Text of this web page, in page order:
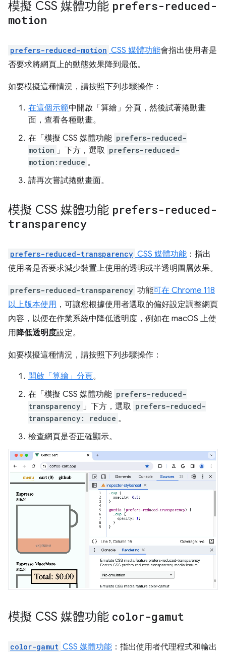
模擬 CSS 媒體功能 prefers-reduced-
motion
prefers-reduced-motion CSS 媒體功能會指出使用者是
否要求將網頁上的動態效果降到最低。
如要模擬這種情況，請按照下列步驟操作：
在這個示範中開啟「算繪」 分頁，然後試著捲動畫
面，查看各種動畫。
在「模擬 CSS 媒體功能 prefers-reduced-
motion 」 下方，選取 prefers-reduced-
motion:reduce 。
請再次嘗試捲動畫面。
模擬 CSS 媒體功能 prefers-reduced-
transparency
prefers-reduced-transparency CSS 媒體功能 ：指出
使用者是否要求減少裝置上使用的透明或半透明圖層效果。
prefers-reduced-transparency 功能可在 Chrome 118
以上版本使用 ，可讓您根據使用者選取的偏好設定調整網頁
內容，以便在作業系統中降低透明度，例如在 macOS 上使
用降低透明度設定。
如要模擬這種情況，請按照下列步驟操作：
開啟「算繪」 分頁。
在「模擬 CSS 媒體功能 prefers-reduced-
transparency 」 下方，選取 prefers-reduced-
transparency: reduce 。
檢查網頁是否正確顯示。
模擬 CSS 媒體功能 color-gamut
color-gamut CSS 媒體功能 ：指出使用者代理程式和輸出